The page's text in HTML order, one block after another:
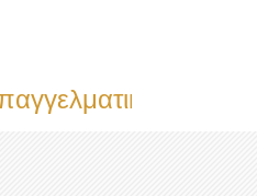
κατάλογο